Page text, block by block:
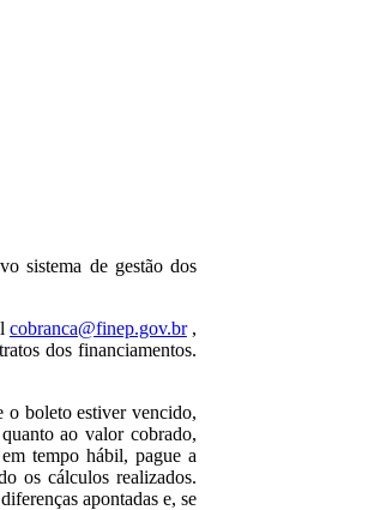
sistema de gestão dos
cobranca@finep.gov.br,
dos financiamentos.
o boleto estiver vencido,
ao valor cobrado,
tempo hábil, pague a
os cálculos realizados.
apontadas e, se